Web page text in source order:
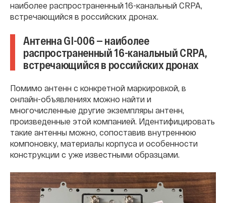
наиболее распространенный 16-канальный CRPA,
встречающийся в российских дронах.
Антенна GI-006 — наиболее
распространенный 16-канальный CRPA,
встречающийся в российских дронах
Помимо антенн с конкретной маркировкой, в
онлайн-объявлениях можно найти и
многочисленные другие экземпляры антенн,
произведенные этой компанией. Идентифицировать
такие антенны можно, сопоставив внутреннюю
компоновку, материалы корпуса и особенности
конструкции с уже известными образцами.